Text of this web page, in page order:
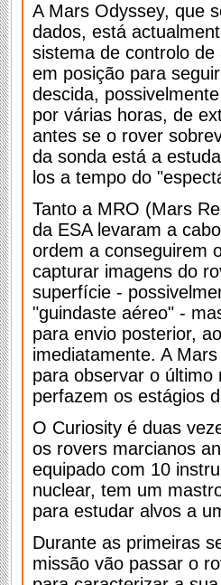
A Mars Odyssey, que
dados, está
sistema de controlo
em posição para
descida,
por várias horas, de
antes se o rover
da sonda está a
los a tempo do
Tanto a MRO (Mars
da ESA levaram a
ordem a conseguirem
capturar imagens do
superfície -
"guindaste aéreo" -
para envio posterior,
imediatamente. A
para observar o último
perfazem os estágios
O Curiosity é duas
os rovers marcianos
equipado com 10
nuclear, tem um
para estudar alvos a
Durante as primeiras
missão vão passar o